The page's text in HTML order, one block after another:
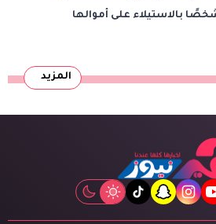
بالاستيلاء على أموالها
المزيد
youtube
instagram
snapchat
tiktok